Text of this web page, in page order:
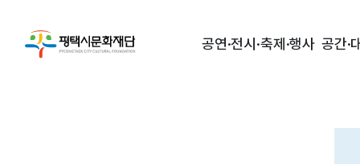
공연·전시·축제·행사 공간·